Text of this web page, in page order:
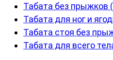
Табата без прыжков
Табата для ног и
Табата стоя без
Табата для всего